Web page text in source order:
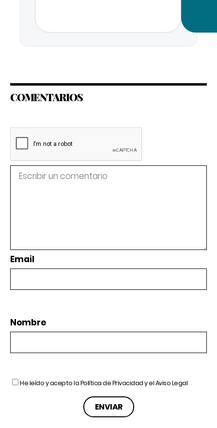
COMENTARIOS
Email
Nombre
He leído y acepto laPolítica de Privacidady elAviso Legal